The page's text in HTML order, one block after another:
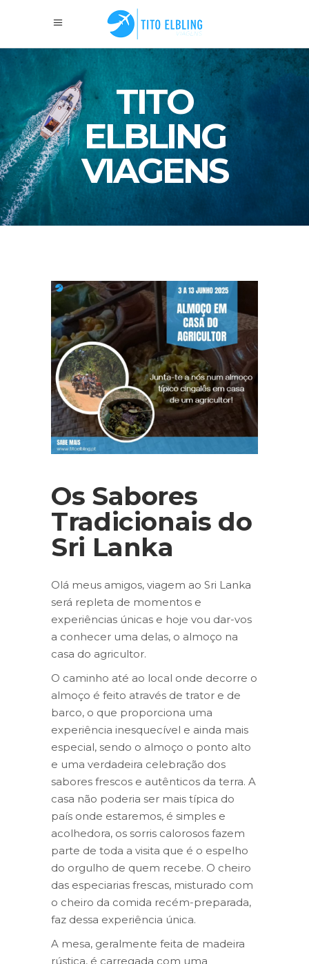
TITO
ELBLING
VIAGENS
Os Sabores
Tradicionais do
Sri Lanka
Olá meus amigos, viagem ao Sri Lanka
será repleta de momentos e
experiências únicas e hoje vou dar-vos
a conhecer uma delas, o almoço na
casa do agricultor.
O caminho até ao local onde decorre o
almoço é feito através de trator e de
barco, o que proporciona uma
experiência inesquecível e ainda mais
especial, sendo o almoço o ponto alto
e uma verdadeira celebração dos
sabores frescos e autênticos da terra. A
casa não poderia ser mais típica do
país onde estaremos, é simples e
acolhedora, os sorris calorosos fazem
parte de toda a visita que é o espelho
do orgulho de quem recebe. O cheiro
das especiarias frescas, misturado com
o cheiro da comida recém-preparada,
faz dessa experiência única.
A mesa, geralmente feita de madeira
rústica, é carregada com uma